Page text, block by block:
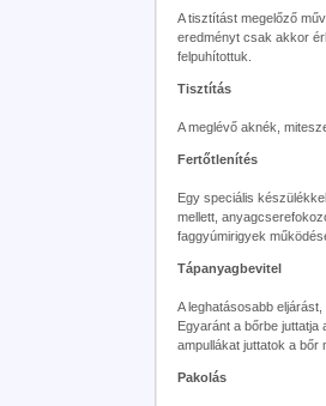
A tisztítást megelőző
eredményt csak akkor
felpuhítottuk.
Tisztítás
A meglévő aknék,
Fertőtlenítés
Egy speciális
mellett,
faggyúmirigyek
Tápanyagbevitel
A leghatásosabb
Egyaránt a bőrbe
ampullákat juttatok a bőr
Pakolás